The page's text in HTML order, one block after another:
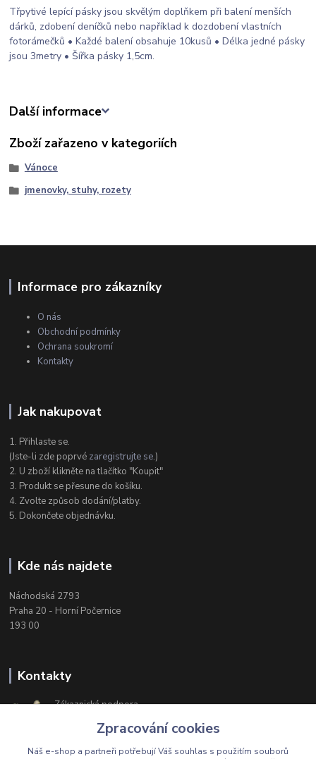
Třpytivé lepící pásky jsou skvělým doplňkem při balení menších
dárků, zdobení deníčků nebo například k dozdobení vlastních
fotorámečků • Každé balení obsahuje 10kusů • Délka jedné pásky
jsou 3metry • Šířka pásky 1,5cm.
Další informace
Zboží zařazeno v kategoriích
Vánoce
jmenovky, stuhy, rozety
Informace pro zákazníky
O nás
Obchodní podmínky
Ochrana soukromí
Kontakty
Jak nakupovat
1. Přihlaste se.
(Jste-li zde poprvé zaregistrujte se.)
2. U zboží klikněte na tlačítko "Koupit"
3. Produkt se přesune do košíku.
4. Zvolte způsob dodání/platby.
5. Dokončete objednávku.
Kde nás najdete
Náchodská 2793
Praha 20 - Horní Počernice
193 00
Kontakty
Zákaznická podpora
+420 603 174 975
Po-Čt, 8-16 hod. Pá 8-14 hod.
Zpracování cookies
Náš e-shop a partneři potřebují Váš souhlas s použitím souborů